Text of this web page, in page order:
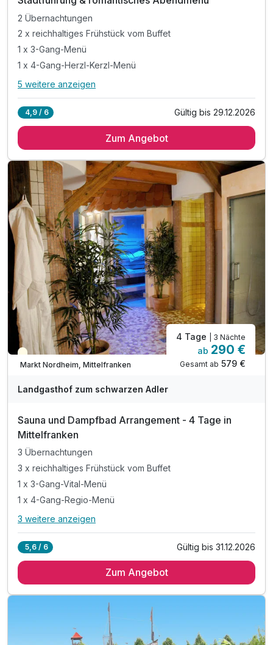
2 Übernachtungen
2 x reichhaltiges Frühstück vom Buffet
1 x 3-Gang-Menü
1 x 4-Gang-Herzl-Kerzl-Menü
Alle Inklusivleistungen
2 x reichhaltiges Frühstück vom Buffet
1 x 4-Gang-Herzl-Kerzl-Menü
1 x Stadtführung in Dinkelsbühl (Dauer ca. 60 min)
1 x Fläschchen Piccolo mit Hausetikett
inkl. Nutzung des Wellnessbereichs
inkl. Leihbademantel und Saunatücher
inkl. Late Check out am Abreisetag bis 12 Uhr
5 weitere anzeigen
4,9 / 6 Gültig bis 29.12.2026
Zum Angebot
Teilweise ausgelastet
Markt Nordheim, Mittelfranken
4 Tage | 3 Nächte
ab 290 €
Gesamt ab 579 €
Landgasthof zum schwarzen Adler
Sauna und Dampfbad Arrangement - 4 Tage in
Mittelfranken
3 Übernachtungen
3 x reichhaltiges Frühstück vom Buffet
1 x 3-Gang-Vital-Menü
1 x 4-Gang-Regio-Menü
Alle Inklusivleistungen
3 x reichhaltiges Frühstück vom Buffet
1 x 4-Gang-Regio-Menü
2 x Wohlfühlen in unserer Wellness-Oase
inkl. Parkplatz
3 weitere anzeigen
5,6 / 6 Gültig bis 31.12.2026
Zum Angebot